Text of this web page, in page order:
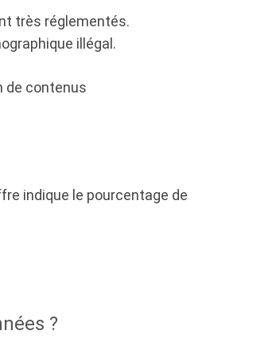
très réglementés.
illégal.
de contenus
indique le pourcentage de
?